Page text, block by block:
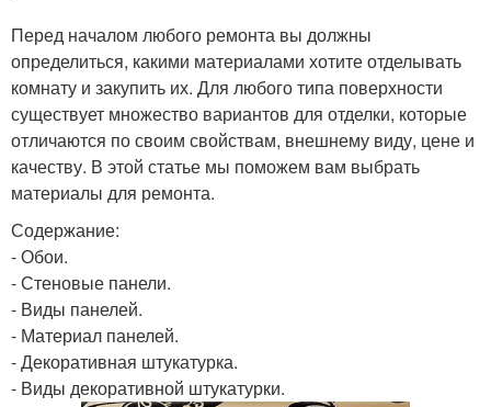
Перед началом любого ремонта вы должны
определиться, какими материалами хотите отделывать
комнату и закупить их. Для любого типа поверхности
существует множество вариантов для отделки, которые
отличаются по своим свойствам, внешнему виду, цене и
качеству. В этой статье мы поможем вам выбрать
материалы для ремонта.
Содержание:
- Обои.
- Стеновые панели.
- Виды панелей.
- Материал панелей.
- Декоративная штукатурка.
- Виды декоративной штукатурки.